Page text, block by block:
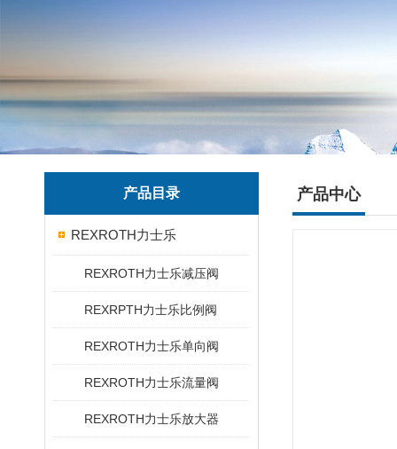
产品目录
REXROTH力士乐
REXROTH力士乐减压阀
REXRPTH力士乐比例阀
REXROTH力士乐单向阀
REXROTH力士乐流量阀
REXROTH力士乐放大器
产品中心